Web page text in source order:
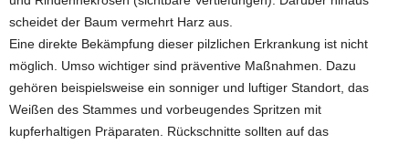
scheidet der Baum vermehrt Harz aus.
Eine direkte Bekämpfung dieser pilzlichen Erkrankung ist nicht
möglich. Umso wichtiger sind präventive Maßnahmen. Dazu
gehören beispielsweise ein sonniger und luftiger Standort, das
Weißen des Stammes und vorbeugendes Spritzen mit
kupferhaltigen Präparaten. Rückschnitte sollten auf das